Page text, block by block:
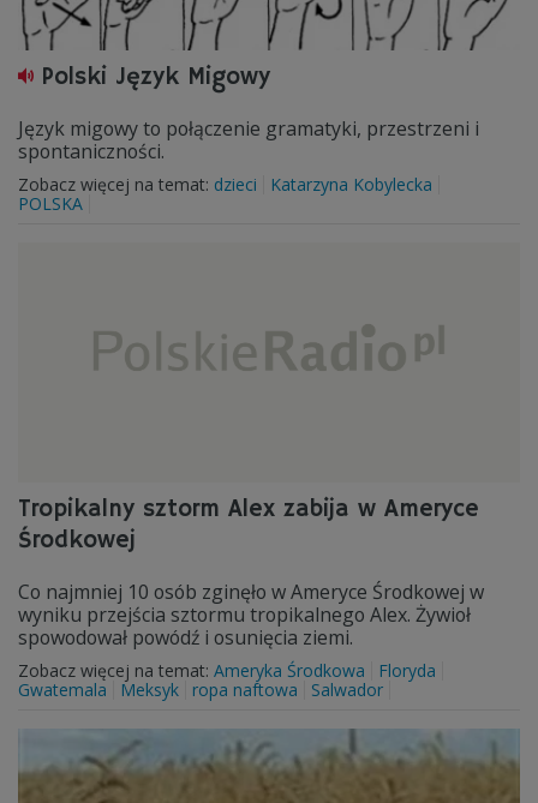
Polski Język Migowy
Język migowy to połączenie gramatyki, przestrzeni i
spontaniczności.
Zobacz więcej na temat: dzieci
Katarzyna Kobylecka
POLSKA
Tropikalny sztorm Alex zabija w Ameryce
Środkowej
Co najmniej 10 osób zginęło w Ameryce Środkowej w
wyniku przejścia sztormu tropikalnego Alex. Żywioł
spowodował powódź i osunięcia ziemi.
Zobacz więcej na temat: Ameryka Środkowa
Floryda
Gwatemala
Meksyk ropa naftowa Salwador